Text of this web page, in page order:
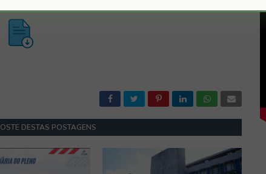
DESTAS POSTAGENS